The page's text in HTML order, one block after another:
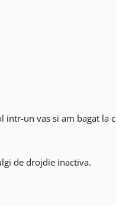
intr-un vas si am bagat
de drojdie inactiva.